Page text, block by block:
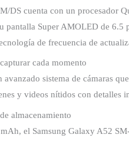
DS cuenta con un procesador
pantalla Super AMOLED de
de frecuencia de
cada momento
sistema de cámaras
y videos nítidos con detalles
almacenamiento
el Samsung Galaxy A52